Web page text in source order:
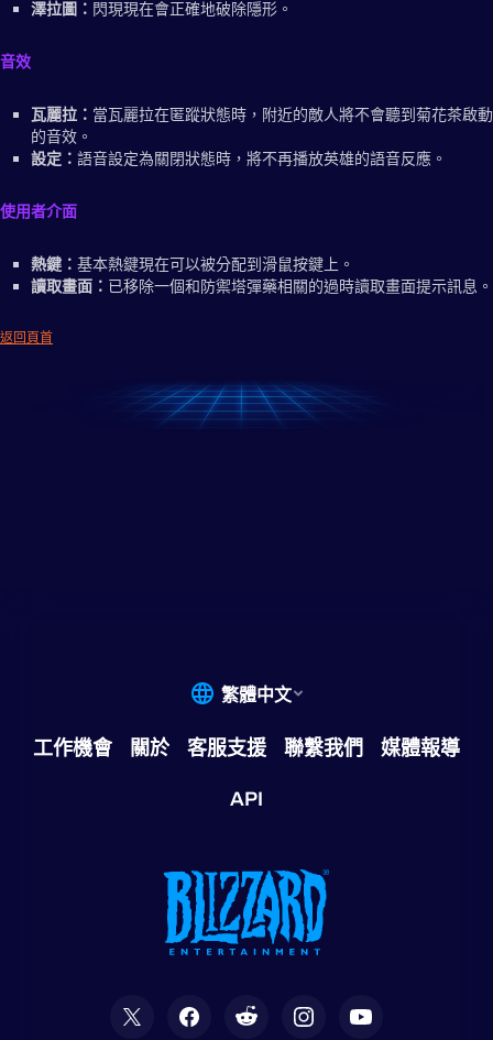
澤拉圖： 閃現現在會正確地破除隱形。
音效
瓦麗拉： 當瓦麗拉在匿蹤狀態時，附近的敵人將不會聽到菊花茶啟動
的音效。
設定： 語音設定為關閉狀態時，將不再播放英雄的語音反應。
使用者介面
熱鍵： 基本熱鍵現在可以被分配到滑鼠按鍵上。
讀取畫面： 已移除一個和防禦塔彈藥相關的過時讀取畫面提示訊息。
返回頁首